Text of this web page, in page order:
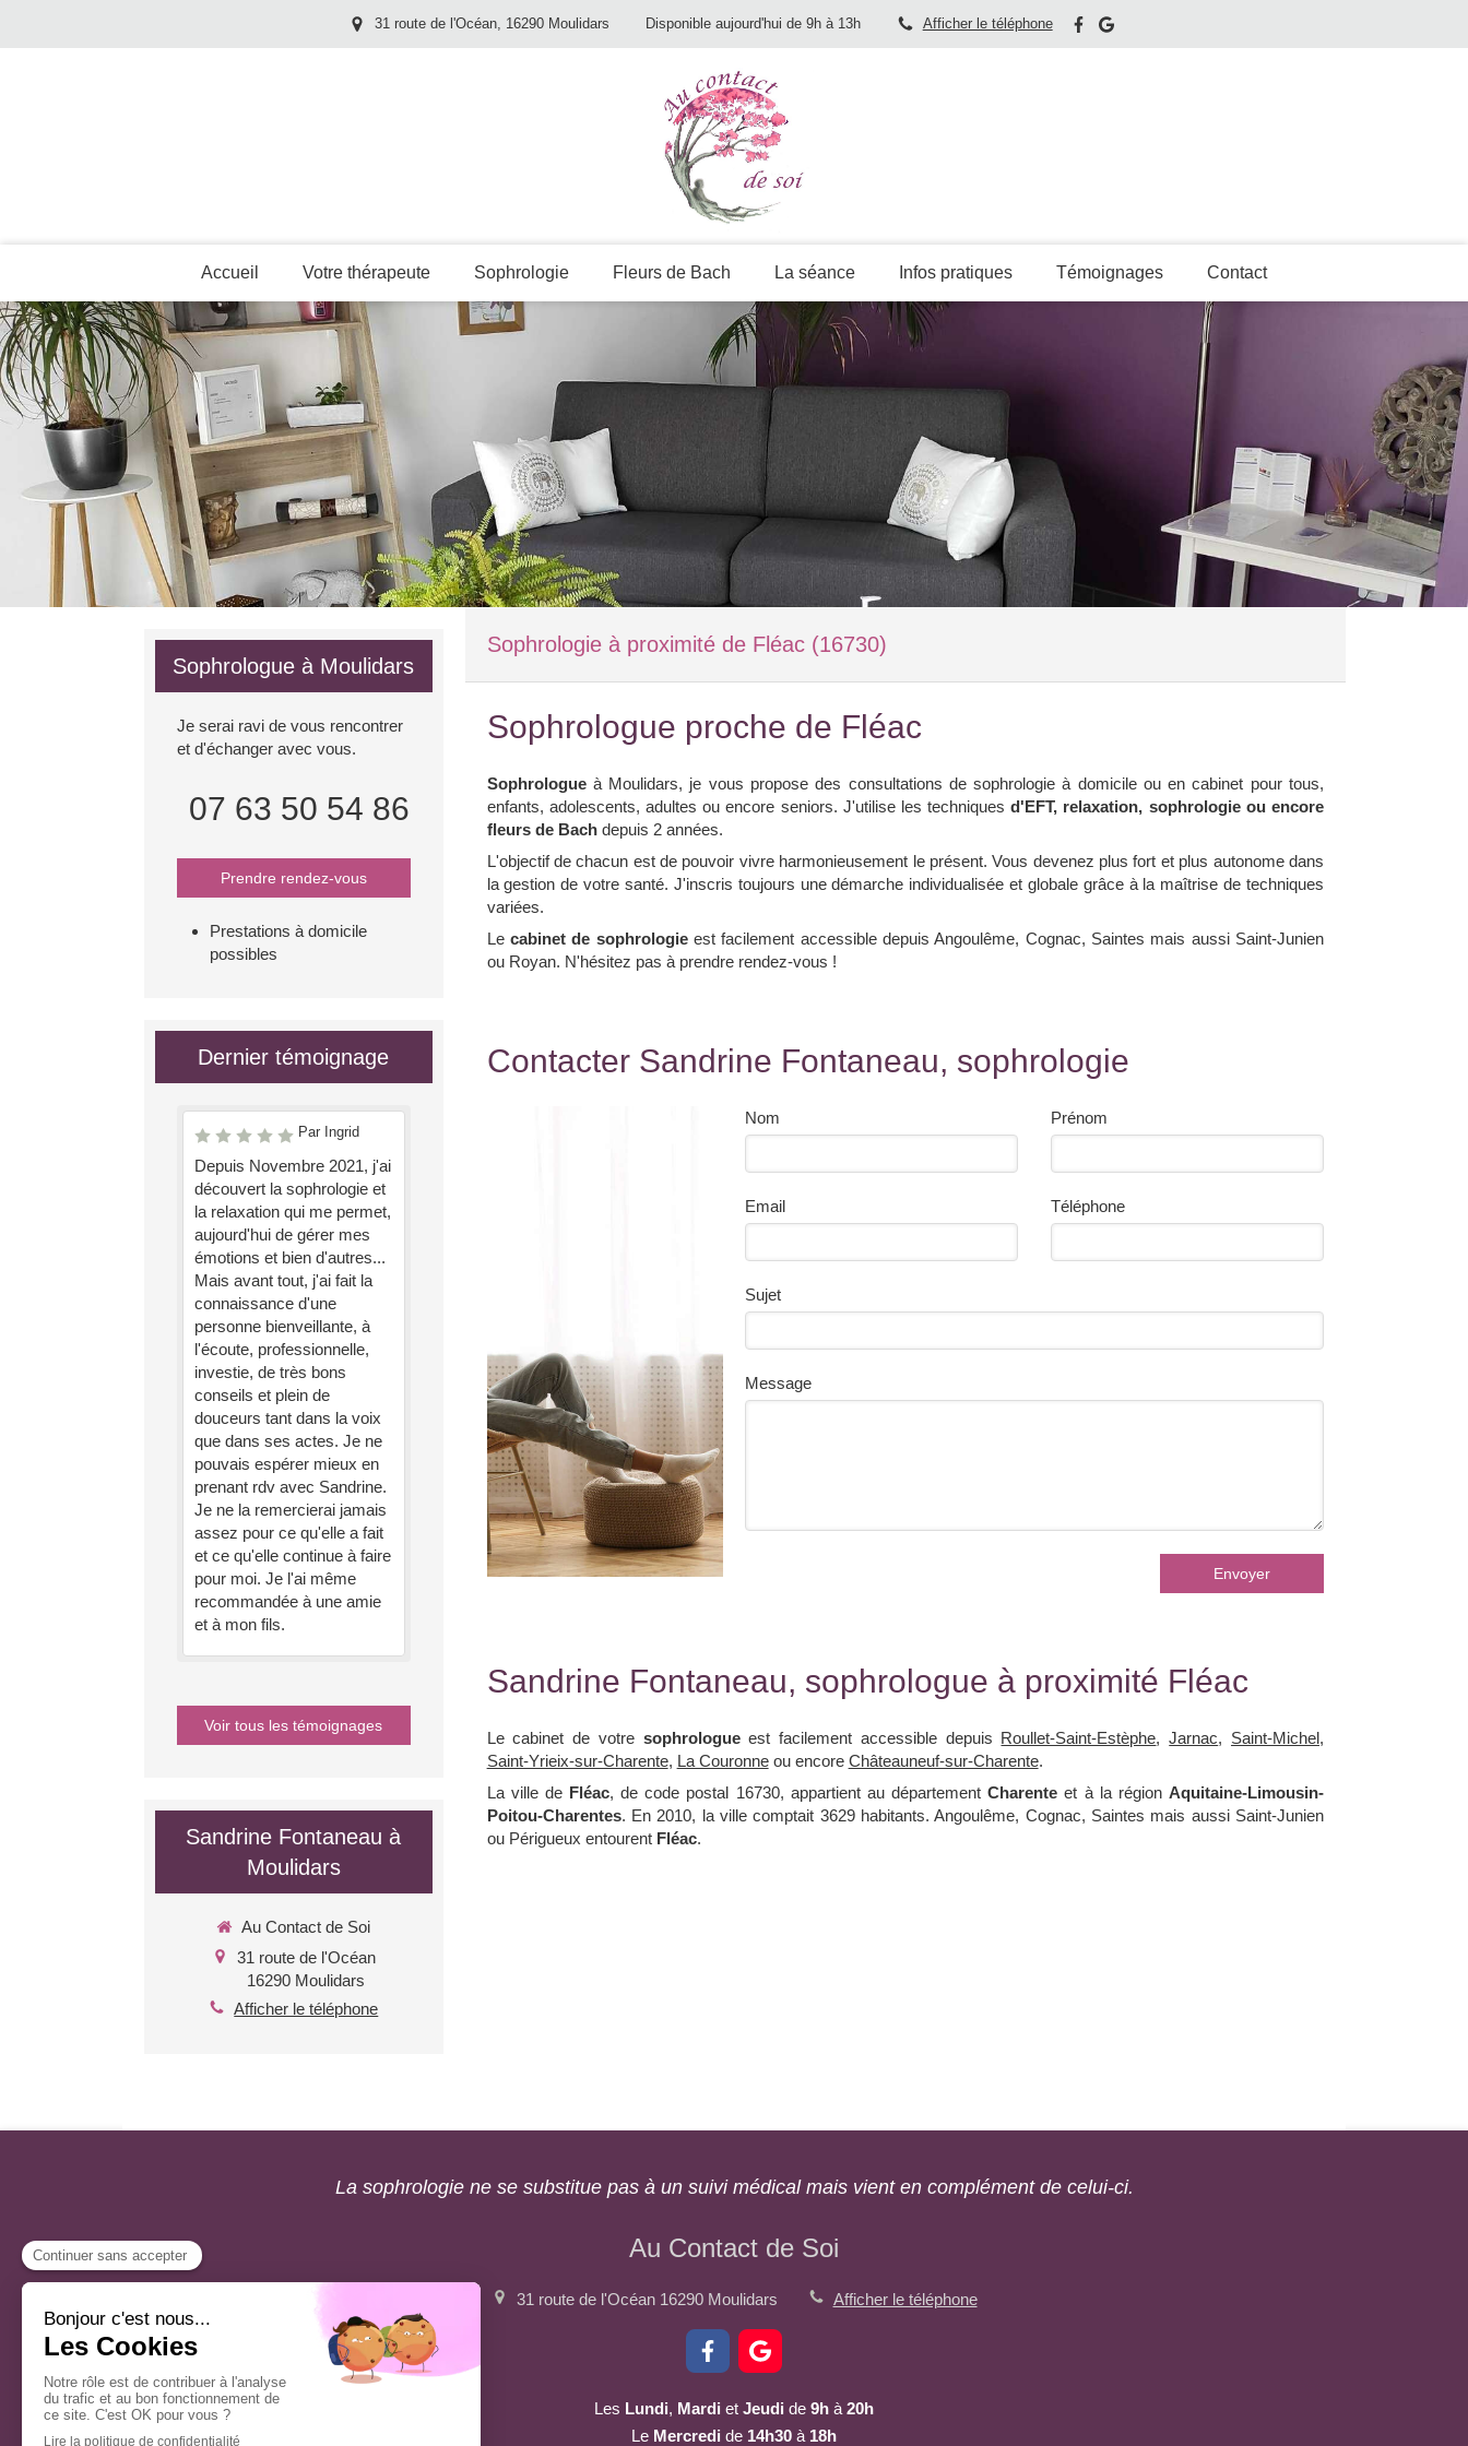
31 route de l'Océan, 16290 Moulidars Disponible aujourd'hui de 9h à 13h Afficher le téléphone
Accueil Votre thérapeute Sophrologie Fleurs de Bach La séance Infos pratiques Témoignages Contact
Sophrologie à proximité de Fléac (16730)
Sophrologue proche de Fléac
Sophrologueà Moulidars, je vous propose des consultations de sophrologie à domicile ou en cabinet pour tous,
enfants, adolescents, adultes ou encore seniors. J'utilise les techniques d'EFT, relaxation, sophrologie ou encore
fleurs de Bachdepuis 2 années.
L'objectif de chacun est de pouvoir vivre harmonieusement le présent. Vous devenez plus fort et plus autonome dans
la gestion de votre santé. J'inscris toujours une démarche individualisée et globale grâce à la maîtrise de techniques
variées.
Le cabinet de sophrologieest facilement accessible depuis Angoulême, Cognac, Saintes mais aussi Saint-Junien
ou Royan. N'hésitez pas à prendre rendez-vous !
Contacter Sandrine Fontaneau, sophrologie
Nom Prénom
Email Téléphone
Sujet
Message
Envoyer
Sandrine Fontaneau, sophrologue à proximité Fléac
Le cabinet de votre sophrologueest facilement accessible depuis Roullet-Saint-Estèphe,Jarnac, Saint-Michel,
Saint-Yrieix-sur-Charente, La Couronneou encore Châteauneuf-sur-Charente.
La ville de Fléac, de code postal 16730, appartient au départementCharente et à la région Aquitaine-Limousin-
Poitou-Charentes. En 2010, la ville comptait 3629 habitants. Angoulême, Cognac, Saintes mais aussi Saint-Junien
ou Périgueux entourent Fléac.
Sophrologue à Moulidars
Je serai ravi de vous rencontrer
et d'échanger avec vous.
07 63 50 54 86
Prendre rendez-vous
Prestations à domicile
possibles
Dernier témoignage
Par Ingrid
Depuis Novembre 2021, j'ai
découvert la sophrologie et
la relaxation qui me permet,
aujourd'hui de gérer mes
émotions et bien d'autres...
Mais avant tout, j'ai fait la
connaissance d'une
personne bienveillante, à
l'écoute, professionnelle,
investie, de très bons
conseils et plein de
douceurs tant dans la voix
que dans ses actes. Je ne
pouvais espérer mieux en
prenant rdv avec Sandrine.
Je ne la remercierai jamais
assez pour ce qu'elle a fait
et ce qu'elle continue à faire
pour moi. Je l'ai même
recommandée à une amie
et à mon fils.
Voir tous les témoignages
Sandrine Fontaneau à
Moulidars
Au Contact de Soi
31 route de l'Océan
16290 Moulidars
Afficher le téléphone
La sophrologie ne se substitue pas à un suivi médical mais vient en complément de celui-ci.
Au Contact de Soi
31 route de l'Océan 16290 Moulidars Afficher le téléphone
Les Lundi, Mardi et Jeudi de 9h à 20h
Le Mercredi de 14h30 à 18h